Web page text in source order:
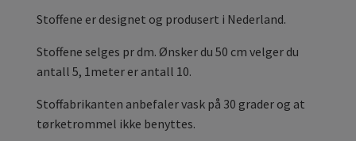
Stoffene er designet og produsert i Nederland.
Stoffene selges pr dm. Ønsker du 50 cm velger du
antall 5, 1meter er antall 10.
Stoffabrikanten anbefaler vask på 30 grader og at
tørketrommel ikke benyttes.